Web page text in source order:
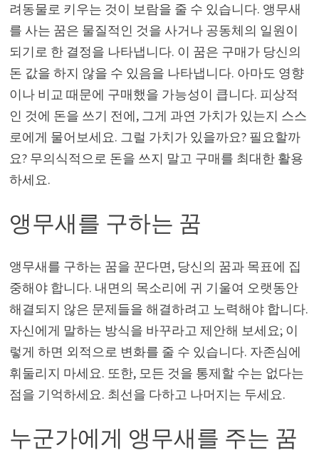
려동물로 키우는 것이 보람을 줄 수 있습니다. 앵무새
를 사는 꿈은 물질적인 것을 사거나 공동체의 일원이
되기로 한 결정을 나타냅니다. 이 꿈은 구매가 당신의
돈 값을 하지 않을 수 있음을 나타냅니다. 아마도 영향
이나 비교 때문에 구매했을 가능성이 큽니다. 피상적
인 것에 돈을 쓰기 전에, 그게 과연 가치가 있는지 스스
로에게 물어보세요. 그럴 가치가 있을까요? 필요할까
요? 무의식적으로 돈을 쓰지 말고 구매를 최대한 활용
하세요.
앵무새를 구하는 꿈
앵무새를 구하는 꿈을 꾼다면, 당신의 꿈과 목표에 집
중해야 합니다. 내면의 목소리에 귀 기울여 오랫동안
해결되지 않은 문제들을 해결하려고 노력해야 합니다.
자신에게 말하는 방식을 바꾸라고 제안해 보세요; 이
렇게 하면 외적으로 변화를 줄 수 있습니다. 자존심에
휘둘리지 마세요. 또한, 모든 것을 통제할 수는 없다는
점을 기억하세요. 최선을 다하고 나머지는 두세요.
누군가에게 앵무새를 주는 꿈